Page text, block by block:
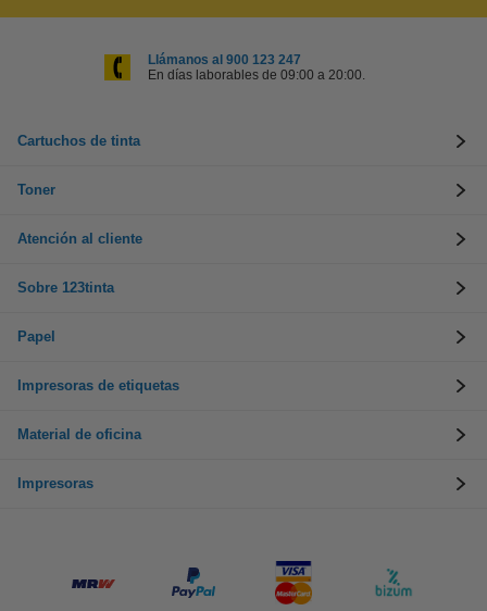
Llámanos al 900 123 247
En días laborables de 09:00 a 20:00.
Cartuchos de tinta
Toner
Atención al cliente
Sobre 123tinta
Papel
Impresoras de etiquetas
Material de oficina
Impresoras